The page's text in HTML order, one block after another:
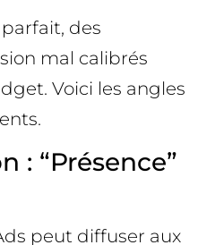
des
mal calibrés
Voici les angles
: “Présence”
peut diffuser aux